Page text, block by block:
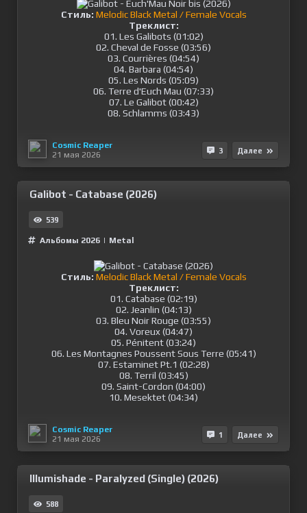
Стиль: Melodic Black Metal / Female Vocals
Треклист:
01. Les Galibots (01:02)
02. Cheval de Fosse (03:56)
03. Courrières (04:54)
04. Barbara (04:54)
05. Les Nords (05:09)
06. Terre d'Euch Mau (07:33)
07. Le Galibot (00:42)
08. Schlamms (03:43)
Cosmic Reaper
21 мая 2026
3 Далее
Galibot - Catabase (2026)
539
Альбомы 2026 | Metal
Стиль: Melodic Black Metal / Female Vocals
Треклист:
01. Catabase (02:19)
02. Jeanlin (04:13)
03. Bleu Noir Rouge (03:55)
04. Voreux (04:47)
05. Pénitent (03:24)
06. Les Montagnes Poussent Sous Terre (05:41)
07. Estaminet Pt.1 (02:28)
08. Terril (03:45)
09. Saint-Cordon (04:00)
10. Mesektet (04:34)
Cosmic Reaper
21 мая 2026
1 Далее
Illumishade - Paralyzed (Single) (2026)
588